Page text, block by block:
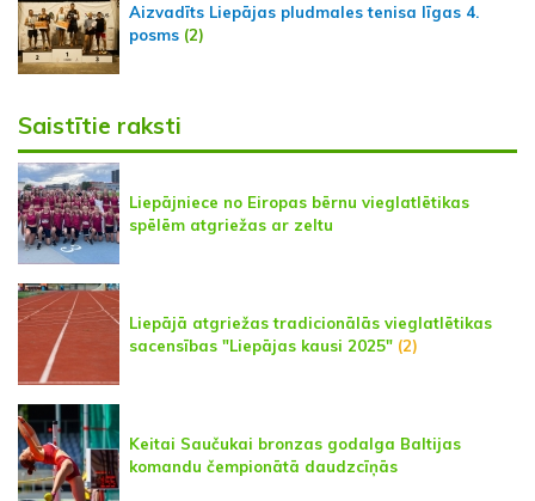
Aizvadīts Liepājas pludmales tenisa līgas 4.
posms (2)
Saistītie raksti
Liepājniece no Eiropas bērnu vieglatlētikas
spēlēm atgriežas ar zeltu
Liepājā atgriežas tradicionālās vieglatlētikas
sacensības "Liepājas kausi 2025" (2)
Keitai Saučukai bronzas godalga Baltijas
komandu čempionātā daudzcīņās